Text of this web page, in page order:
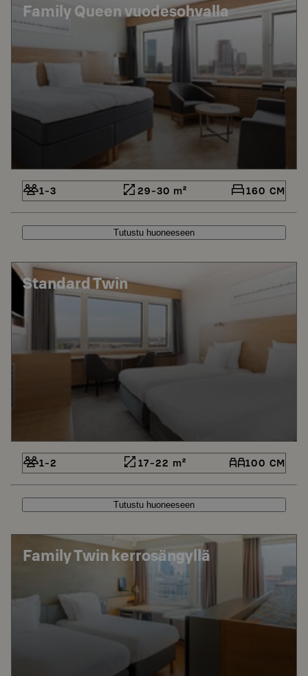
Family Queen vuodesohvalla
1-3 29-30 m² 160 CM
Tutustu huoneeseen
Standard Twin
1-2 17-22 m² 100 CM
Tutustu huoneeseen
Family Twin kerrosängyllä